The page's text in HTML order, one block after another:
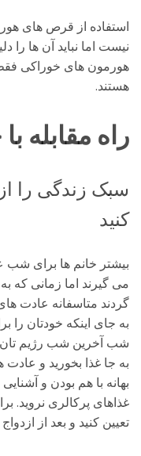
استفاده از قرص های
نیست اما نباید آن ها را
هستند.
راه مقابله
سبک زندگی را
کنید
بیشتر خانم ها برای
می گیرند اما زمانی که
گردند متاسفانه عادت
به جای اینکه خودتان
شب آخرین شب رژیم تان
به جا غذا بخورید و عادت
بهانه با هم بودن و
غذاهای پرکالری نروید.
تعیین کنید و بعد از